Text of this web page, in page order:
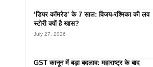
‘डियर कॉमरेड’ के 7 साल: विजय-रश्मिका की लव
स्टोरी क्यों है खास?
July 27, 2026
GST कानून में बड़ा बदलाव: महाराष्ट्र के बाद